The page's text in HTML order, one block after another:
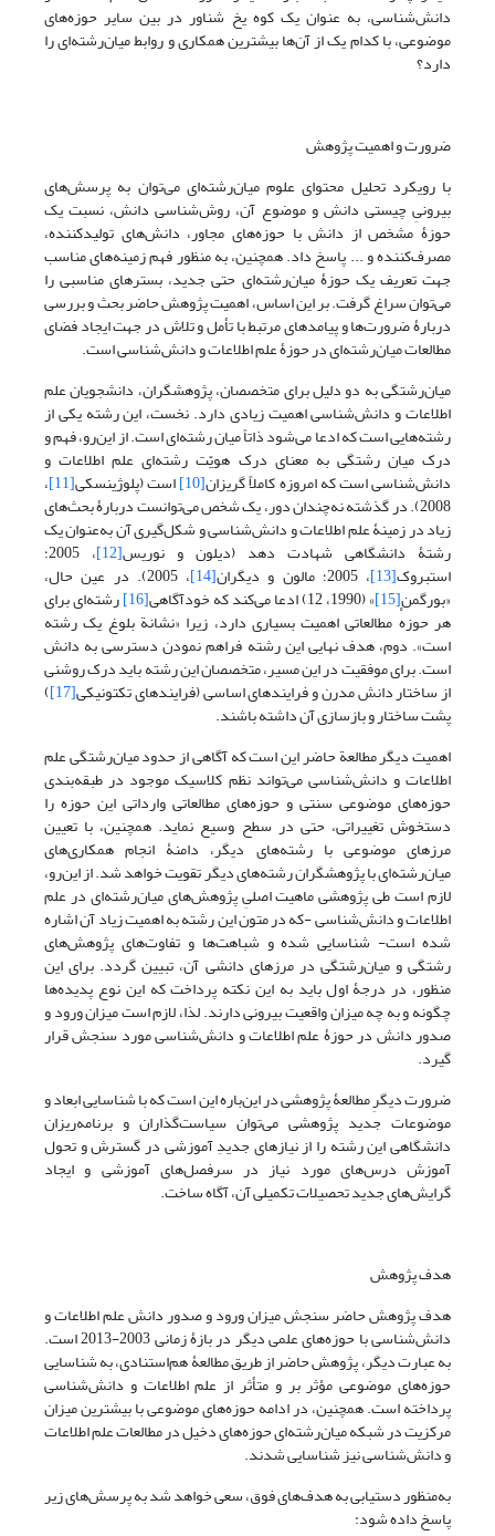
دانش‌شناسی، به عنوان یک کوه یخ شناور در بین سایر حوزه‌های
موضوعی، با کدام یک از آن‌ها بیشترین همکاری و روابط میان‌رشته‌ای را
دارد؟
ضرورت و اهمیت پژوهش
با رویکرد تحلیل محتوای علوم میان‌رشته‌ای می‌توان به پرسش‌های
بیرونیِ چیستی دانش و موضوع آن، روش‌شناسی دانش، نسبت یک
حوزۀ مشخص از دانش با حوزه‌های مجاور، دانش‌های تولیدکننده،
مصرف‌کننده و ... پاسخ داد. همچنین، به منظور فهم زمینه‌های مناسب
جهت تعریف یک حوزۀ میان‌رشته‌ای حتی جدید، بسترهای مناسبی را
می‌توان سراغ گرفت. بر این اساس، اهمیت پژوهش حاضر بحث و بررسی
دربارۀ ضرورت‌ها و پیامدهای مرتبط با تأمل و تلاش در جهت ایجاد فضای
مطالعات میان‌رشته‌ای در حوزۀ علم اطلاعات و دانش‌شناسی است.
میان‌رشتگی به دو دلیل برای متخصصان، پژوهشگران، دانشجویان علم
اطلاعات و دانش‌شناسی اهمیت زیادی دارد. نخست، این رشته یکی از
رشته‌هایی است که ادعا می‌شود ذاتاً میان رشته‌ای است. از این‌رو، فهم و
درک میان رشتگی به معنای درک هویّت رشته‌ای علم اطلاعات و
دانش‌شناسی است که امروزه کاملاً گریزان[10] است (پلوژینسکی[11] ،
2008). در گذشته نه‌چندان دور، یک شخص می‌توانست دربارۀ بحث‌های
زیاد در زمینۀ علم اطلاعات و دانش‌شناسی و شکل‌گیری آن به‌عنوان یک
رشتۀ دانشگاهی شهادت دهد (دیلون و نوریس[12] ، 2005؛
استبروک[13] ، 2005؛ مالون و دیگران [14] ، 2005). در عین حال،
«بورگمن[15] » (1990، 12) ادعا می‌کند که خودآگاهی [16] رشته‌ای برای
هر حوزهٔ مطالعاتی اهمیت بسیاری دارد، زیرا «نشانة بلوغ یک رشته
است». دوم، هدف نهایی این رشته فراهم نمودن دسترسی به دانش
است. برای موفقیت در این مسیر، متخصصان این رشته باید درک روشنی
از ساختار دانش مدرن و فرایندهای اساسی (فرایندهای تکتونیکی[17]
)
پشت ساختار و بازسازی آن داشته باشند.
اهمیت دیگر مطالعة حاضر این است که آگاهی از حدود میان‌رشتگی علم
اطلاعات و دانش‌شناسی می‌تواند نظم کلاسیک موجود در طبقه‌بندی
حوزه‌های موضوعی سنتی و حوزه‌های مطالعاتی وارداتی این حوزه را
دستخوش تغییراتی، حتی در سطح وسیع نماید. همچنین، با تعیین
مرزهای موضوعی با رشته‌های دیگر، دامنۀ انجام همکاری‌های
میان‌رشته‌ای با پژوهشگران رشته‌های دیگر تقویت خواهد شد. از این‌رو،
لازم است طی پژوهشی ماهیت اصلیِ پژوهش‌های میان‌رشته‌ای در علم
اطلاعات و دانش‌شناسی -که در متون این رشته به اهمیت زیاد آن اشاره
شده است- شناسایی شده و شباهت‌ها و تفاوت‌های پژوهش‌های
رشتگی و میان‌رشتگی در مرزهای دانشی آن، تبیین گردد. برای این
منظور، در درجۀ اول باید به این نکته پرداخت که این نوع پدیده‌ها
چگونه و به چه میزان واقعیت بیرونی دارند. لذا، لازم است میزان ورود و
صدور دانش در حوزۀ علم اطلاعات و دانش‌شناسی مورد سنجش قرار
گیرد.
ضرورت دیگرِ مطالعۀ پژوهشی در این‌باره این است که با شناسایی ابعاد و
موضوعات جدید پژوهشی می‌توان سیاست‌گذاران و برنامه‌ریزان
دانشگاهی این رشته را از نیازهای جدیدِ آموزشی در گسترش و تحول
آموزش درس‌های مورد نیاز در سرفصل‌های آموزشی و ایجاد
گرایش‌های جدید تحصیلات تکمیلی آن، آگاه ساخت.
هدف پژوهش
هدف پژوهش حاضر سنجش میزان ورود و صدور دانش علم اطلاعات و
دانش‌شناسی با حوزه‌های علمی دیگر در بازۀ زمانی 2003-2013 است.
به عبارت دیگر، پژوهش حاضر از طریق مطالعۀ هم‌استنادی، به شناسایی
حوزه‌های موضوعی مؤثر بر و متأثر از علم اطلاعات و دانش‌شناسی
پرداخته است. همچنین، در ادامه حوزه‌های موضوعی با بیشترین میزان
مرکزیت در شبکه میان‌رشته‌ای حوزه‌های دخیل در مطالعات علم اطلاعات
و دانش‌شناسی نیز شناسایی شدند.
به‌منظور دستیابی به هدف‌های فوق، سعی خواهد شد به پرسش‌های زیر
پاسخ داده شود: